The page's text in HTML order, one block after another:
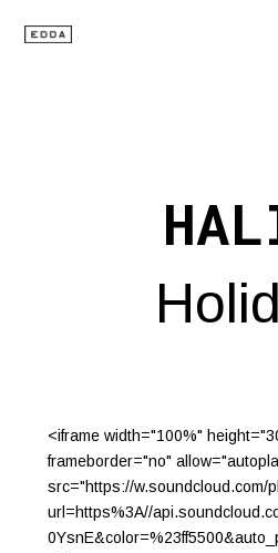
<iframe width="100%"
frameborder="no"
src="https://w.soundcloud.com/
url=https%3A//